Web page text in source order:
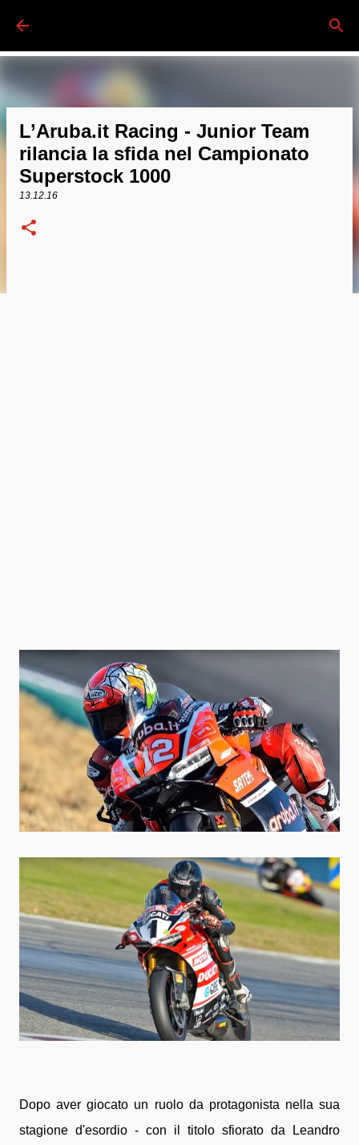
L’Aruba.it Racing - Junior Team
rilancia la sfida nel Campionato
Superstock 1000
13.12.16
Dopo aver giocato un ruolo da protagonista nella sua
stagione d'esordio - con il titolo sfiorato da Leandro